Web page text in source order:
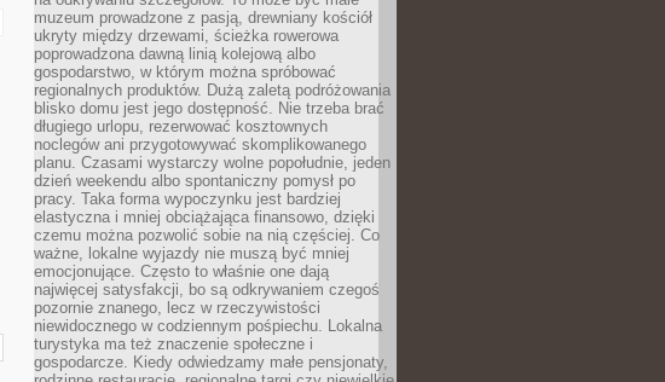
muzeum prowadzone z pasją, drewniany kościół
ukryty między drzewami, ścieżka rowerowa
poprowadzona dawną linią kolejową albo
gospodarstwo, w którym można spróbować
regionalnych produktów. Dużą zaletą podróżowania
blisko domu jest jego dostępność. Nie trzeba brać
długiego urlopu, rezerwować kosztownych
noclegów ani przygotowywać skomplikowanego
planu. Czasami wystarczy wolne popołudnie, jeden
dzień weekendu albo spontaniczny pomysł po
pracy. Taka forma wypoczynku jest bardziej
elastyczna i mniej obciążająca finansowo, dzięki
czemu można pozwolić sobie na nią częściej. Co
ważne, lokalne wyjazdy nie muszą być mniej
emocjonujące. Często to właśnie one dają
najwięcej satysfakcji, bo są odkrywaniem czegoś
pozornie znanego, lecz w rzeczywistości
niewidocznego w codziennym pośpiechu. Lokalna
turystyka ma też znaczenie społeczne i
gospodarcze. Kiedy odwiedzamy małe pensjonaty,